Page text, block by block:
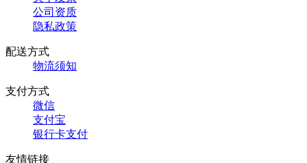
公司资质
隐私政策
配送方式
物流须知
支付方式
微信
支付宝
银行卡支付
友情链接